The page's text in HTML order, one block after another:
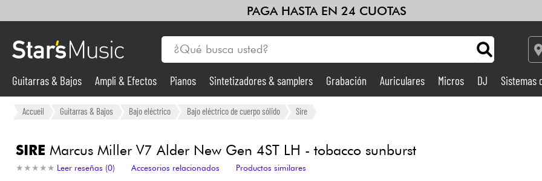
PAGA HASTA EN 24 CUOTAS
Guitarras & Bajos
Sintetizadores & samplers Grabación
Guitarras & Bajos Ampli & Efectos Pianos Sintetizadores & samplers Grabación Auriculares Micros DJ Sistemas
Accueil Guitarras & Bajos Bajo eléctrico Bajo eléctrico de cuerpo sólido Sire
SIRE Marcus Miller V7 Alder New Gen 4ST LH - tobacco sunburst
★ ★ ★ ★ ★
★ ★ ★ ★ ★ Leer reseñas (0) Accesorios relacionados Productos similares